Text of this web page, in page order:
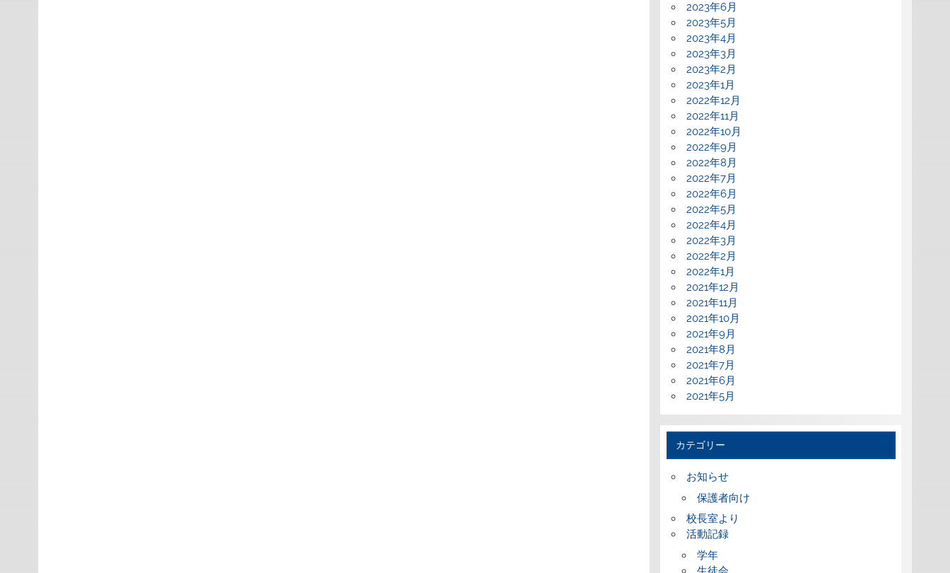
2023年6月
2023年5月
2023年4月
2023年3月
2023年2月
2023年1月
2022年12月
2022年11月
2022年10月
2022年9月
2022年8月
2022年7月
2022年6月
2022年5月
2022年4月
2022年3月
2022年2月
2022年1月
2021年12月
2021年11月
2021年10月
2021年9月
2021年8月
2021年7月
2021年6月
2021年5月
カテゴリー
お知らせ
保護者向け
校長室より
活動記録
学年